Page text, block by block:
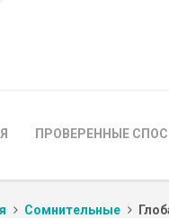
ПРОВЕРЕННЫЕ
Сомнительные